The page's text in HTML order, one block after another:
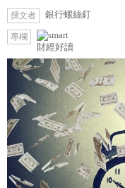
撰文者 銀行螺絲釘
專欄
財經好讀